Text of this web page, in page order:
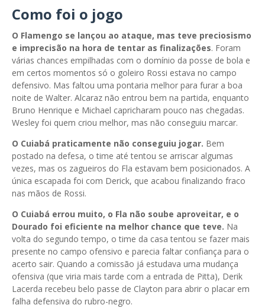
Como foi o jogo
O Flamengo se lançou ao ataque, mas teve preciosismo
e imprecisão na hora de tentar as finalizações. Foram
várias chances empilhadas com o domínio da posse de bola e
em certos momentos só o goleiro Rossi estava no campo
defensivo. Mas faltou uma pontaria melhor para furar a boa
noite de Walter. Alcaraz não entrou bem na partida, enquanto
Bruno Henrique e Michael capricharam pouco nas chegadas.
Wesley foi quem criou melhor, mas não conseguiu marcar.
O Cuiabá praticamente não conseguiu jogar. Bem
postado na defesa, o time até tentou se arriscar algumas
vezes, mas os zagueiros do Fla estavam bem posicionados. A
única escapada foi com Derick, que acabou finalizando fraco
nas mãos de Rossi.
O Cuiabá errou muito, o Fla não soube aproveitar, e o
Dourado foi eficiente na melhor chance que teve. Na
volta do segundo tempo, o time da casa tentou se fazer mais
presente no campo ofensivo e parecia faltar confiança para o
acerto sair. Quando a comissão já estudava uma mudança
ofensiva (que viria mais tarde com a entrada de Pitta), Derik
Lacerda recebeu belo passe de Clayton para abrir o placar em
falha defensiva do rubro-negro.